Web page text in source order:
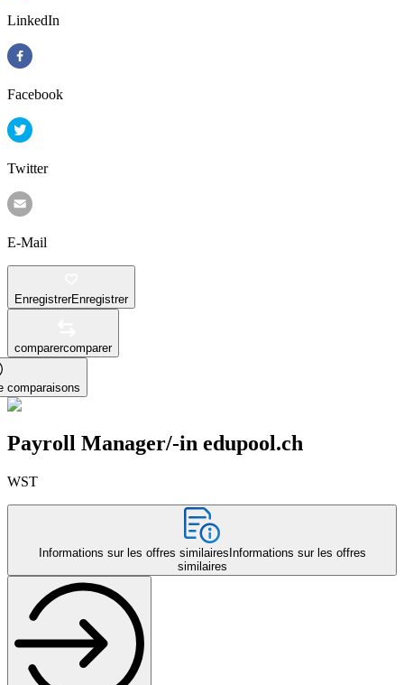
LinkedIn
Facebook
Twitter
E-Mail
EnregistrerEnregistrer
comparercomparer
comparaisons
Payroll Manager/-in edupool.ch
WST
Informations sur les offres similaires Informations sur les offres
similaires